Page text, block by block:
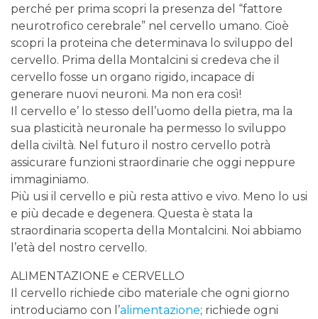
perché per prima scopri la presenza del “fattore
neurotrofico cerebrale” nel cervello umano. Cioè
scopri la proteina che determinava lo sviluppo del
cervello. Prima della Montalcini si credeva che il
cervello fosse un organo rigido, incapace di
generare nuovi neuroni. Ma non era così!
Il cervello e’ lo stesso dell’uomo della pietra, ma la
sua plasticità neuronale ha permesso lo sviluppo
della civiltà. Nel futuro il nostro cervello potrà
assicurare funzioni straordinarie che oggi neppure
immaginiamo.
Più usi il cervello e più resta attivo e vivo. Meno lo usi
e più decade e degenera. Questa è stata la
straordinaria scoperta della Montalcini. Noi abbiamo
l’età del nostro cervello.
ALIMENTAZIONE e CERVELLO
Il cervello richiede cibo materiale che ogni giorno
introduciamo con l’alimentazione; richiede ogni